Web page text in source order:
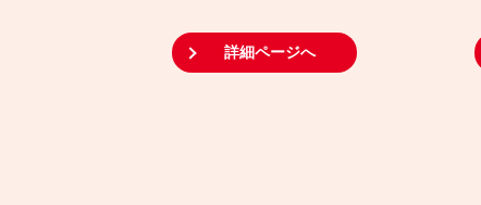
詳細ページへ